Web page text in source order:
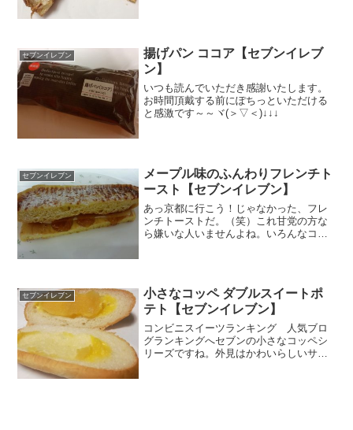
店頭で売られているので、...
セブンイレブン
揚げパン ココア【セブンイレブ
ン】
いつも読んでいただき感謝いたします。
お時間頂戴する前にぽちっといただける
と感激です～～ヾ(＞▽＜)↓↓↓
セブンイレブン
メープル味のふんわりフレンチト
ースト【セブンイレブン】
あっ京都に行こう！じゃなかった、フレ
ンチトーストだ。（笑）これ甘党の方な
ら嫌いな人いませんよね。いろんなコン
セブンイレブン
小さなコッペ ダブルスイートポ
テト【セブンイレブン】
コンビニスイーツランキング 人気ブロ
グランキングへセブンの小さなコッペシ
リーズですね。外見はかわいらしいサイ